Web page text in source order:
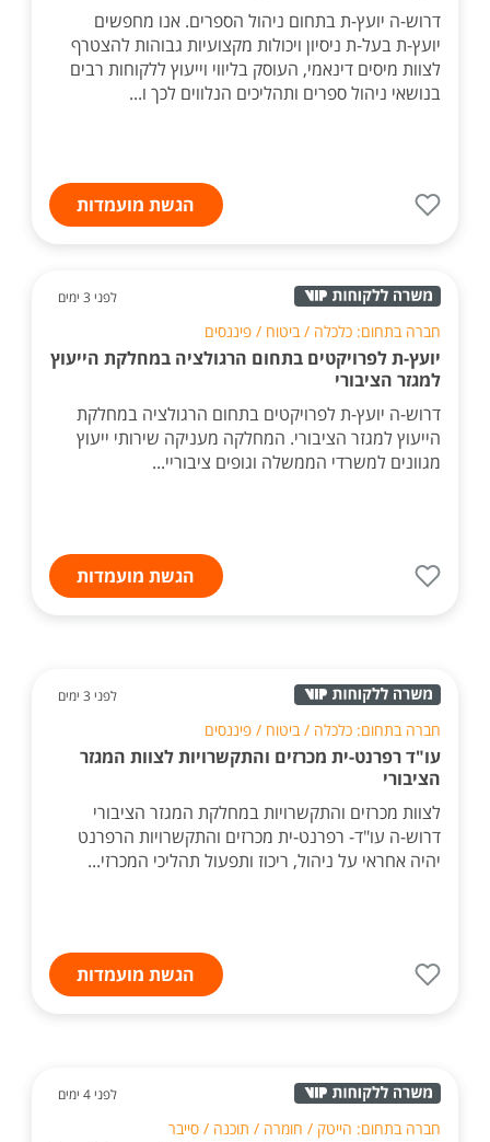
דרוש-ה יועץ-ת בתחום ניהול הספרים. אנו מחפשים
יועץ-ת בעל-ת ניסיון ויכולות מקצועיות גבוהות להצטרף
לצוות מיסים דינאמי, העוסק בליווי וייעוץ ללקוחות רבים
בנושאי ניהול ספרים ותהליכים הנלווים לכך ו...
הגשת מועמדות
לפני 3 ימים
חברה בתחום: כלכלה / ביטוח / פיננסים
יועץ-ת לפרויקטים בתחום הרגולציה במחלקת הייעוץ
למגזר הציבורי
דרוש-ה יועץ-ת לפרויקטים בתחום הרגולציה במחלקת
הייעוץ למגזר הציבורי. המחלקה מעניקה שירותי ייעוץ
מגוונים למשרדי הממשלה וגופים ציבוריי...
הגשת מועמדות
לפני 3 ימים
חברה בתחום: כלכלה / ביטוח / פיננסים
עו"ד רפרנט-ית מכרזים והתקשרויות לצוות המגזר
הציבורי
לצוות מכרזים והתקשרויות במחלקת המגזר הציבורי
דרוש-ה עו"ד- רפרנט-ית מכרזים והתקשרויות הרפרנט
יהיה אחראי על ניהול, ריכוז ותפעול תהליכי המכרזי...
הגשת מועמדות
לפני 4 ימים
חברה בתחום: הייטק / חומרה / תוכנה / סייבר